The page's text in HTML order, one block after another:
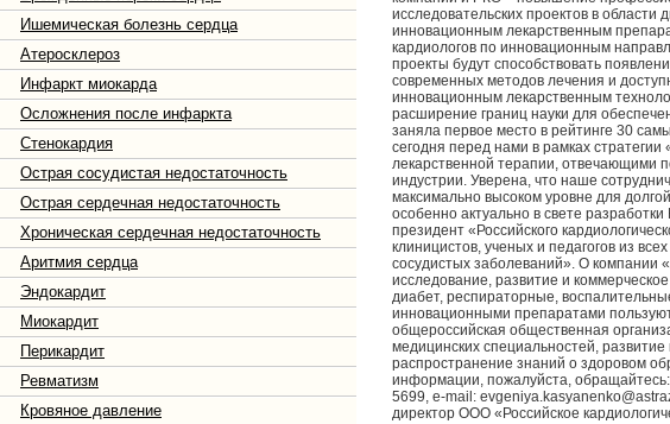
Ишемическая болезнь сердца
Атеросклероз
Инфаркт миокарда
Осложнения после инфаркта
Стенокардия
Острая сосудистая недостаточность
Острая сердечная недостаточность
Хроническая сердечная недостаточность
Аритмия сердца
Эндокардит
Миокардит
Перикардит
Ревматизм
Кровяное давление
исследовательских проектов в
инновационным лекарственным
кардиологов по инновационным
проекты будут способствовать
современных методов лечения и
инновационным лекарственным
расширение границ науки для
заняла первое место в рейтинге 30
сегодня перед нами в рамках
лекарственной терапии, отвечающими
индустрии. Уверена, что наше
максимально высоком уровне для
особенно актуально в свете
президент «Российского
клиницистов, ученых и педагогов из
сосудистых заболеваний». О компании
исследование, развитие и
диабет, респираторные,
инновационными препаратами
общероссийская общественная
медицинских специальностей,
распространение знаний о здоровом
информации, пожалуйста,
5699, e-mail:
директор ООО «Российское